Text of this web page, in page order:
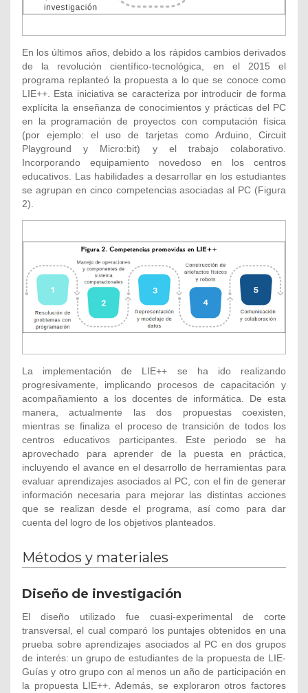
En los últimos años, debido a los rápidos cambios derivados
de la revolución científico-tecnológica, en el 2015 el
programa replanteó la propuesta a lo que se conoce como
LIE++. Esta iniciativa se caracteriza por introducir de forma
explícita la enseñanza de conocimientos y prácticas del PC
en la programación de proyectos con computación física
(por ejemplo: el uso de tarjetas como Arduino, Circuit
Playground y Micro:bit) y el trabajo colaborativo.
Incorporando equipamiento novedoso en los centros
educativos. Las habilidades a desarrollar en los estudiantes
se agrupan en cinco competencias asociadas al PC (Figura
2).
La implementación de LIE++ se ha ido realizando
progresivamente, implicando procesos de capacitación y
acompañamiento a los docentes de informática. De esta
manera, actualmente las dos propuestas coexisten,
mientras se finaliza el proceso de transición de todos los
centros educativos participantes. Este periodo se ha
aprovechado para aprender de la puesta en práctica,
incluyendo el avance en el desarrollo de herramientas para
evaluar aprendizajes asociados al PC, con el fin de generar
información necesaria para mejorar las distintas acciones
que se realizan desde el programa, así como para dar
cuenta del logro de los objetivos planteados.
Métodos y materiales
Diseño de investigación
El diseño utilizado fue cuasi-experimental de corte
transversal, el cual comparó los puntajes obtenidos en una
prueba sobre aprendizajes asociados al PC en dos grupos
de interés: un grupo de estudiantes de la propuesta de LIE-
Guías y otro grupo con al menos un año de participación en
la propuesta LIE++. Además, se exploraron otros factores